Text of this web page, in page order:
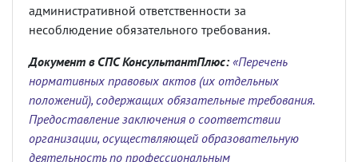
административной ответственности за
несоблюдение обязательного требования.
Документ в СПС КонсультантПлюс: «Перечень
нормативных правовых актов (их отдельных
положений), содержащих обязательные требования.
Предоставление заключения о соответствии
организации, осуществляющей образовательную
деятельность по профессиональным